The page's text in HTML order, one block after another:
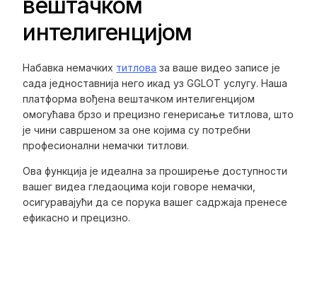
вештачком
интелигенцијом
Набавка немачких титлова за ваше видео записе је
сада једноставнија него икад уз GGLOT услугу. Наша
платформа вођена вештачком интелигенцијом
омогућава брзо и прецизно генерисање титлова, што
је чини савршеном за оне којима су потребни
професионални немачки титлови.
Ова функција је идеална за проширење доступности
вашег видеа гледаоцима који говоре немачки,
осигуравајући да се порука вашег садржаја пренесе
ефикасно и прецизно.